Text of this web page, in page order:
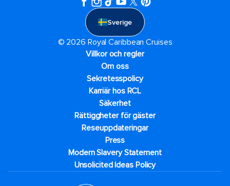
Sverige
© 2026 Royal Caribbean Cruises
Villkor och regler
Om oss
Sekretesspolicy
Karriär hos RCL
Säkerhet
Rättiggheter för gäster
Reseuppdateringar​
Press
Modern Slavery Statement
Unsolicited Ideas Policy